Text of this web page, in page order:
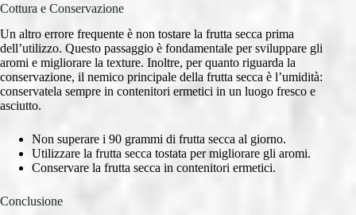
Cottura e Conservazione
Un altro errore frequente è non tostare la frutta secca prima
dell’utilizzo. Questo passaggio è fondamentale per sviluppare gli
aromi e migliorare la texture. Inoltre, per quanto riguarda la
conservazione, il nemico principale della frutta secca è l’umidità:
conservatela sempre in contenitori ermetici in un luogo fresco e
asciutto.
Non superare i 90 grammi di frutta secca al giorno.
Utilizzare la frutta secca tostata per migliorare gli aromi.
Conservare la frutta secca in contenitori ermetici.
Conclusione